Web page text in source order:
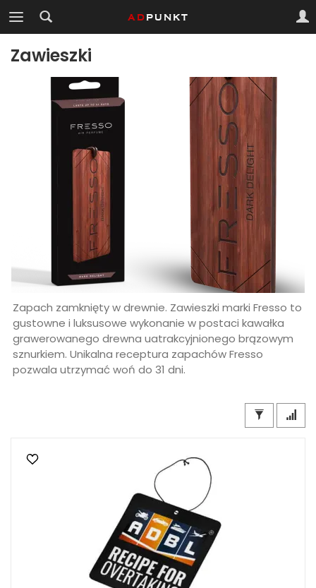
Zawieszki
Zapach zamknięty w drewnie. Zawieszki marki Fresso to
gustowne i luksusowe wykonanie w postaci kawałka
grawerowanego drewna uatrakcyjnionego brązowym
sznurkiem. Unikalna receptura zapachów Fresso
pozwala utrzymać woń do 31 dni.